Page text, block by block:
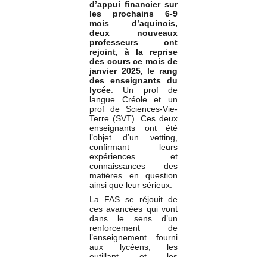
d’appui financier sur
les prochains 6-9
mois d’aquinois,
deux nouveaux
professeurs ont
rejoint, à la reprise
des cours ce mois de
janvier 2025, le rang
des enseignants du
lycée . Un prof de
langue Créole et un
prof de Sciences-Vie-
Terre (SVT). Ces deux
enseignants ont été
l’objet d’un vetting,
confirmant leurs
expériences et
connaissances des
matières en question
ainsi que leur sérieux.
La FAS se réjouit de
ces avancées qui vont
dans le sens d’un
renforcement de
l’enseignement fourni
aux lycéens, les